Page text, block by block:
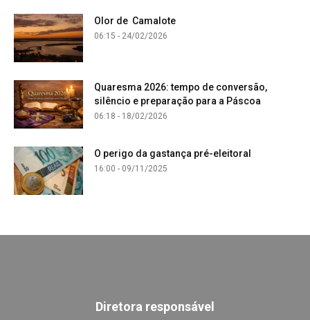
Olor de Camalote
06:15 - 24/02/2026
Quaresma 2026: tempo de conversão,
silêncio e preparação para a Páscoa
06:18 - 18/02/2026
O perigo da gastança pré-eleitoral
16:00 - 09/11/2025
Diretora responsável